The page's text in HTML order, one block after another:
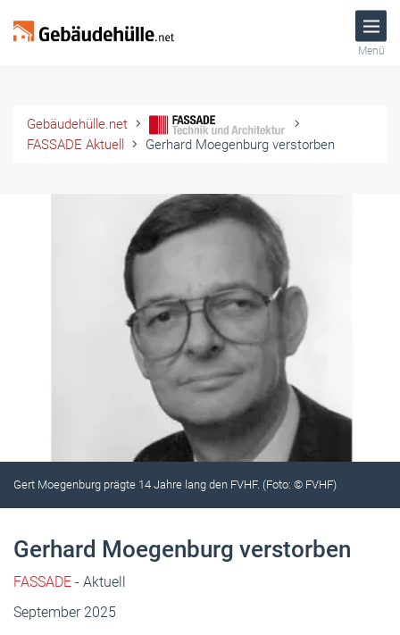
Menü
Gebäudehülle.net
FASSADE Aktuell
Gerhard Moegenburg verstorben
Gert Moegenburg prägte 14 Jahre lang den FVHF. (Foto: © FVHF)
Gerhard Moegenburg verstorben
FASSADE - Aktuell
September 2025